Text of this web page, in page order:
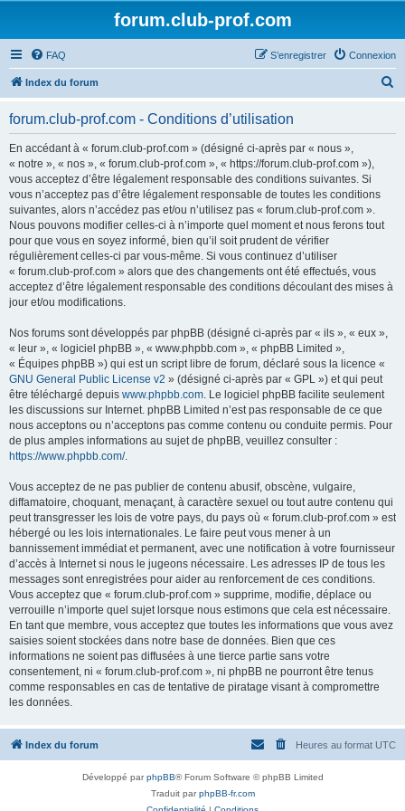
forum.club-prof.com
FAQ Connexion
S’enregistrer
Index du forum
forum.club-prof.com - Conditions d’utilisation
En accédant à « forum.club-prof.com » (désigné ci-après par « nous »,
« notre », « nos », « forum.club-prof.com », « https://forum.club-prof.com »),
vous acceptez d’être légalement responsable des conditions suivantes. Si
vous n’acceptez pas d’être légalement responsable de toutes les conditions
suivantes, alors n’accédez pas et/ou n’utilisez pas « forum.club-prof.com ».
Nous pouvons modifier celles-ci à n’importe quel moment et nous ferons tout
pour que vous en soyez informé, bien qu’il soit prudent de vérifier
régulièrement celles-ci par vous-même. Si vous continuez d’utiliser
« forum.club-prof.com » alors que des changements ont été effectués, vous
acceptez d’être légalement responsable des conditions découlant des mises à
jour et/ou modifications.
Nos forums sont développés par phpBB (désigné ci-après par « ils », « eux »,
« leur », « logiciel phpBB », « www.phpbb.com », « phpBB Limited »,
« Équipes phpBB ») qui est un script libre de forum, déclaré sous la licence «
GNU General Public License v2 » (désigné ci-après par « GPL ») et qui peut
être téléchargé depuis www.phpbb.com. Le logiciel phpBB facilite seulement
les discussions sur Internet. phpBB Limited n’est pas responsable de ce que
nous acceptons ou n’acceptons pas comme contenu ou conduite permis. Pour
de plus amples informations au sujet de phpBB, veuillez consulter :
https://www.phpbb.com/.
Vous acceptez de ne pas publier de contenu abusif, obscène, vulgaire,
diffamatoire, choquant, menaçant, à caractère sexuel ou tout autre contenu qui
peut transgresser les lois de votre pays, du pays où « forum.club-prof.com » est
hébergé ou les lois internationales. Le faire peut vous mener à un
bannissement immédiat et permanent, avec une notification à votre fournisseur
d’accès à Internet si nous le jugeons nécessaire. Les adresses IP de tous les
messages sont enregistrées pour aider au renforcement de ces conditions.
Vous acceptez que « forum.club-prof.com » supprime, modifie, déplace ou
verrouille n’importe quel sujet lorsque nous estimons que cela est nécessaire.
En tant que membre, vous acceptez que toutes les informations que vous avez
saisies soient stockées dans notre base de données. Bien que ces
informations ne soient pas diffusées à une tierce partie sans votre
consentement, ni « forum.club-prof.com », ni phpBB ne pourront être tenus
comme responsables en cas de tentative de piratage visant à compromettre
les données.
Index du forum Heures au format UTC
Développé parphpBB® Forum Software © phpBB Limited
Traduit parphpBB-fr.com